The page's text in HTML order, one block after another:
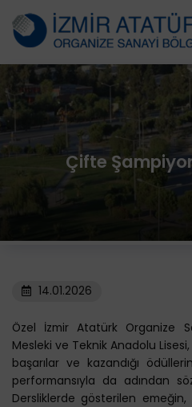
Çifte
14.01.2026
Özel İzmir Atatürk Organize
Mesleki ve Teknik Anadolu
başarılar ve kazandığı
performansıyla da adından
Dersliklerde gösterilen